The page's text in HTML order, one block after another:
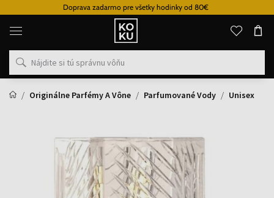
Doprava zadarmo pre všetky hodinky od 80€
Originálne
parfémy
hodinky
na
mieste
Originálne Parfémy A Vône
Parfumované Vody Unisex